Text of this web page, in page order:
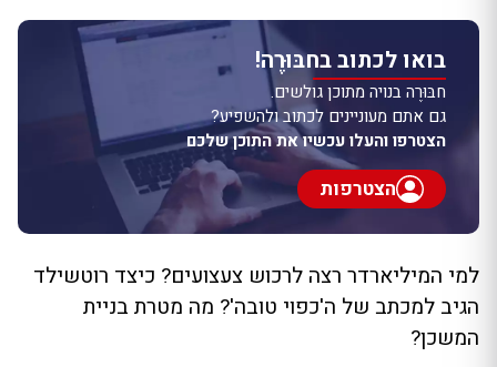
בואו לכתוב בחבּוּרֶה!
חבּוּרֶה בנויה מתוכן גולשים.
גם אתם מעוניינים לכתוב ולהשפיע?
הצטרפו והעלו עכשיו את התוכן שלכם
הצטרפות
למי המיליארדר רצה לרכוש צעצועים? כיצד רוטשילד
הגיב למכתב של ה'כפוי טובה'? מה מטרת בניית
המשכן?